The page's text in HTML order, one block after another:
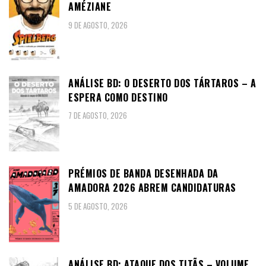
AMÉZIANE
9 DE AGOSTO, 2026
ANÁLISE BD: O DESERTO DOS TÁRTAROS – A
ESPERA COMO DESTINO
7 DE AGOSTO, 2026
PRÉMIOS DE BANDA DESENHADA DA
AMADORA 2026 ABREM CANDIDATURAS
5 DE AGOSTO, 2026